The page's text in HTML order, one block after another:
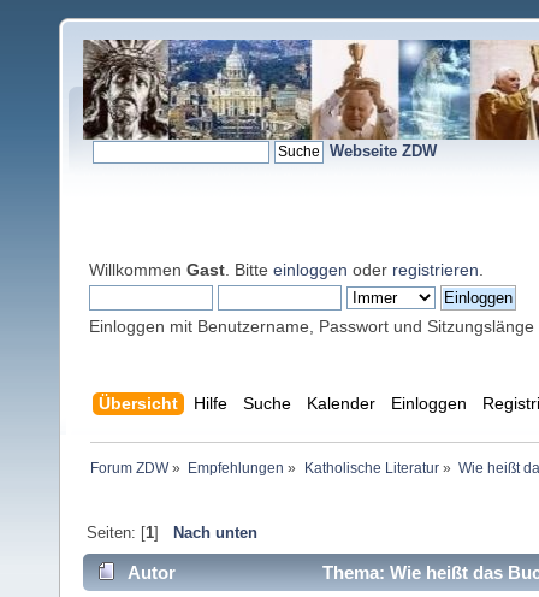
Webseite ZDW
Willkommen Gast . Bitte einloggen oder registrieren
Einloggen mit Benutzername, Passwort und Sitzungslänge
Übersicht Hilfe Suche Kalender Einloggen
Forum ZDW» Empfehlungen » Katholische Literatur» Wie heißt
Seiten: [1] Nach unten
Autor
Thema: Wie heißt das